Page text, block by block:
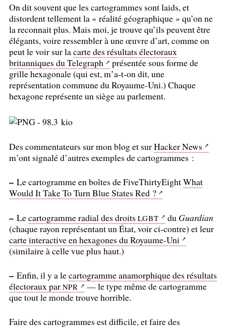
On dit souvent que les cartogrammes sont laids, et
distordent tellement la « réalité géographique » qu’on ne
la reconnait plus. Mais moi, je trouve qu’ils peuvent être
élégants, voire ressembler à une œuvre d’art, comme on
peut le voir sur lacarte des résultats électoraux
britanniques du Telegraph
présentée sous forme de
grille hexagonale (qui est, m’a-t-on dit, une
représentation commune du Royaume-Uni.) Chaque
hexagone représente un siège au parlement.
Des commentateurs sur mon blog et surHacker News
m’ont signalé d’autres exemples de cartogrammes :
–Le cartogramme en boîtes de FiveThirtyEightWhat
Would It Take To Turn Blue States Red ?
–Lecartogramme radial des droits LGBT du Guardian
(chaque rayon représentant un État, voir ci-contre) et leur
carte interactive en hexagones du Royaume-Uni
(similaire à celle vue plus haut.)
–Enfin, il y a lecartogramme anamorphique des résultats
électoraux par NPR
— le type même de cartogramme
que tout le monde trouve horrible.
Faire des cartogrammes est difficile, et faire des